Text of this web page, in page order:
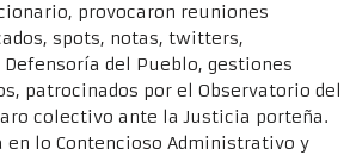
provocaron reuniones
spots, notas, twitters,
del Pueblo, gestiones
patrocinados por el Observatorio del
colectivo ante la Justicia porteña.
en lo Contencioso Administrativo y